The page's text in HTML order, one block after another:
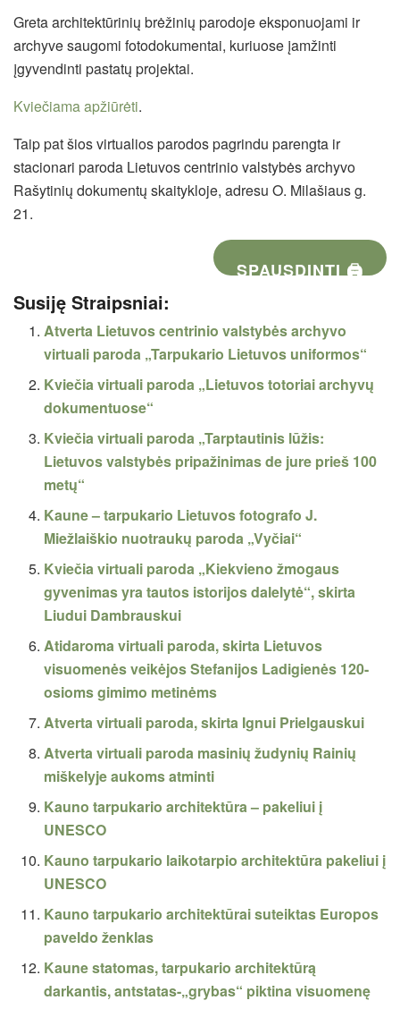
Greta architektūrinių brėžinių parodoje eksponuojami ir
archyve saugomi fotodokumentai, kuriuose įamžinti
įgyvendinti pastatų projektai.
Kviečiama apžiūrėti.
Taip pat šios virtualios parodos pagrindu parengta ir
stacionari paroda Lietuvos centrinio valstybės archyvo
Rašytinių dokumentų skaitykloje, adresu O. Milašiaus g.
21.
SPAUSDINTI 🖨
Susiję Straipsniai:
Atverta Lietuvos centrinio valstybės archyvo
virtuali paroda „Tarpukario Lietuvos uniformos“
Kviečia virtuali paroda „Lietuvos totoriai archyvų
dokumentuose“
Kviečia virtuali paroda „Tarptautinis lūžis:
Lietuvos valstybės pripažinimas de jure prieš 100
metų“
Kaune – tarpukario Lietuvos fotografo J.
Miežlaiškio nuotraukų paroda „Vyčiai“
Kviečia virtuali paroda „Kiekvieno žmogaus
gyvenimas yra tautos istorijos dalelytė“, skirta
Liudui Dambrauskui
Atidaroma virtuali paroda, skirta Lietuvos
visuomenės veikėjos Stefanijos Ladigienės 120-
osioms gimimo metinėms
Atverta virtuali paroda, skirta Ignui Prielgauskui
Atverta virtuali paroda masinių žudynių Rainių
miškelyje aukoms atminti
Kauno tarpukario architektūra – pakeliui į
UNESCO
Kauno tarpukario laikotarpio architektūra pakeliui į
UNESCO
Kauno tarpukario architektūrai suteiktas Europos
paveldo ženklas
Kaune statomas, tarpukario architektūrą
darkantis, antstatas-„grybas“ piktina visuomenę